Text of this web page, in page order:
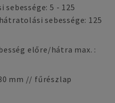
5 - 125
sebessége: 125
előre/hátra max. :
mm // fűrészlap